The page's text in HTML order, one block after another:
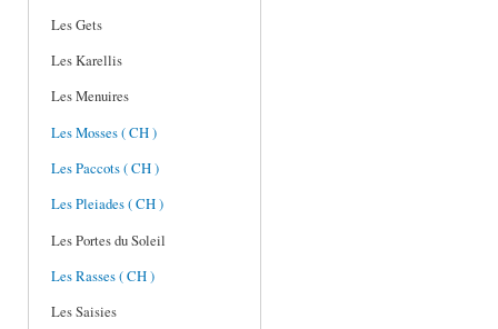
Les Gets
Les Karellis
Les Menuires
Les Mosses ( CH )
Les Paccots ( CH )
Les Pleiades ( CH )
Les Portes du Soleil
Les Rasses ( CH )
Les Saisies